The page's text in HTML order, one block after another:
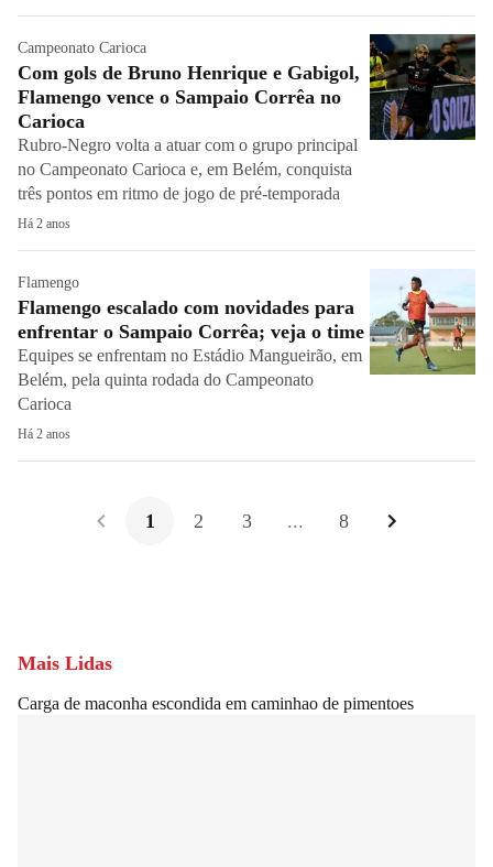
Campeonato Carioca
Com gols de Bruno Henrique e Gabigol,
Flamengo vence o Sampaio Corrêa no
Carioca
Rubro-Negro volta a atuar com o grupo principal
no Campeonato Carioca e, em Belém, conquista
três pontos em ritmo de jogo de pré-temporada
Há 2 anos
Flamengo
Flamengo escalado com novidades para
enfrentar o Sampaio Corrêa; veja o time
Equipes se enfrentam no Estádio Mangueirão, em
Belém, pela quinta rodada do Campeonato
Carioca
Há 2 anos
1 2 3 ... 8
Mais Lidas
Carga de maconha escondida em caminhao de pimentoes